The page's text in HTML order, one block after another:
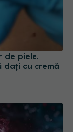
de piele.
daţi cu cremă